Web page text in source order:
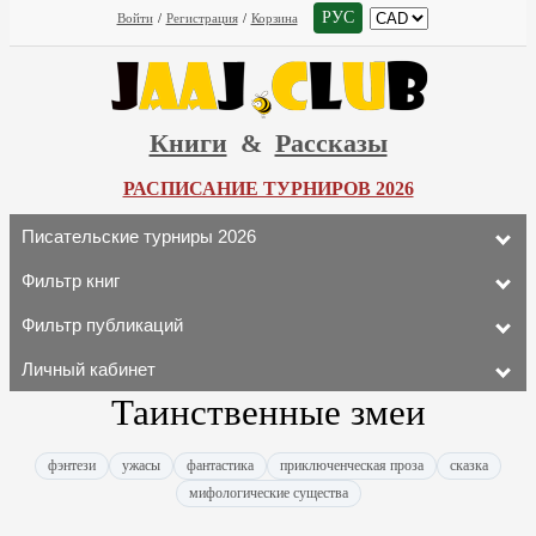
Войти / Регистрация / Корзина РУС
Книги & Рассказы
РАСПИСАНИЕ ТУРНИРОВ 2026
Писательские турниры 2026
Фильтр книг
Фильтр публикаций
Личный кабинет
Таинственные змеи
фэнтези ужасы фантастика приключенческая проза
сказка
мифологические существа